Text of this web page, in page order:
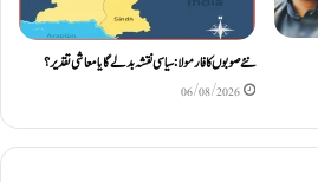
نئے صوبوں کا فارمولا: سیاسی نقشہ بدلے گا یا معاشی تقدیر؟
06/08/2026